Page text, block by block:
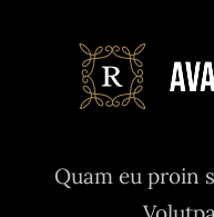
Quam eu proin